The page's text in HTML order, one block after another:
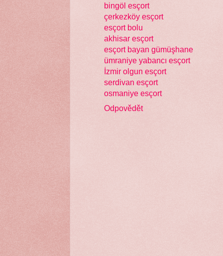
bingöl esçort
çerkezköy esçort
esçort bolu
akhisar esçort
esçort bayan gümüşhane
ümraniye yabancı esçort
İzmir olgun esçort
serdivan esçort
osmaniye esçort
Odpovědět